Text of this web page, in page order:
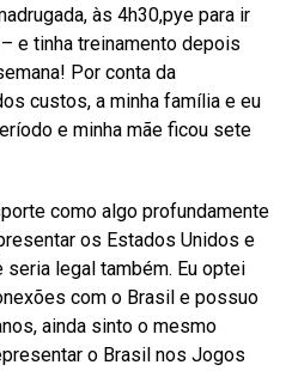
às 4h30,pye para ir
e tinha treinamento depois
Por conta da
custos, a minha família e eu
e minha mãe ficou sete
como algo profundamente
os Estados Unidos e
legal também. Eu optei
com o Brasil e possuo
ainda sinto o mesmo
o Brasil nos Jogos